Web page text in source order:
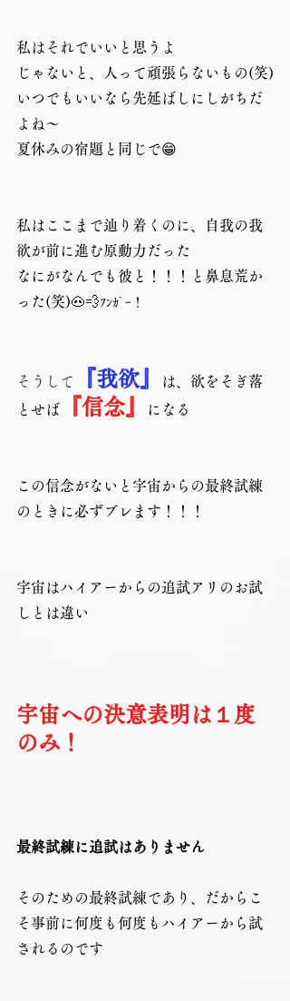
私はそれでいいと思うよ
じゃないと、人って頑張らないもの(笑)
いつでもいいなら先延ばしにしがちだ
よね～
夏休みの宿題と同じで😁
私はここまで辿り着くのに、自我の我
欲が前に進む原動力だった
なにがなんでも彼と！！！と鼻息荒か
った(笑)🐽💨ﾌﾝｶﾞｰ！
そうして 『我欲』
は、欲をそぎ落
とせば
『信念』 になる
この信念がないと宇宙からの最終試練
のときに必ずブレます！！！
宇宙はハイアーからの追試アリのお試
しとは違い
宇宙への決意表明は１度
のみ！
最終試練に追試はありません
そのための最終試練であり、だからこ
そ事前に何度も何度もハイアーから試
されるのです